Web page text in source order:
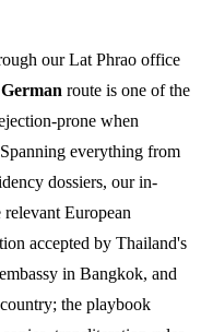
our Lat Phrao office
route is one of the
prone when
everything from
dossiers, our in-
European
accepted by Thailand's
in Bangkok, and
the playbook